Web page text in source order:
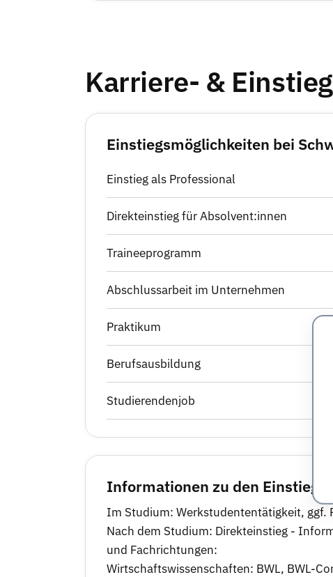
Karriere- &
Einstiegsmöglichkeiten bei
Einstieg als Professional
Direkteinstieg für Absolvent:innen
Traineeprogramm
Abschlussarbeit im Unternehmen
Praktikum
Berufsausbildung
Studierendenjob
Informationen zu den
Im Studium: Werkstudententätigkeit, ggf.
Nach dem Studium: Direkteinstieg -
und Fachrichtungen:
Wirtschaftswissenschaften: BWL, BWL-